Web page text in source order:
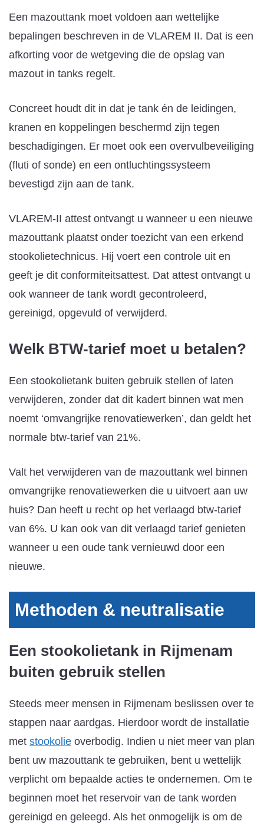
Een mazouttank moet voldoen aan wettelijke
bepalingen beschreven in de VLAREM II. Dat is een
afkorting voor de wetgeving die de opslag van
mazout in tanks regelt.
Concreet houdt dit in dat je tank én de leidingen,
kranen en koppelingen beschermd zijn tegen
beschadigingen. Er moet ook een overvulbeveiliging
(fluti of sonde) en een ontluchtingssysteem
bevestigd zijn aan de tank.
VLAREM-II attest ontvangt u wanneer u een nieuwe
mazouttank plaatst onder toezicht van een erkend
stookolietechnicus. Hij voert een controle uit en
geeft je dit conformiteitsattest. Dat attest ontvangt u
ook wanneer de tank wordt gecontroleerd,
gereinigd, opgevuld of verwijderd.
Welk BTW-tarief moet u betalen?
Een stookolietank buiten gebruik stellen of laten
verwijderen, zonder dat dit kadert binnen wat men
noemt ‘omvangrijke renovatiewerken’, dan geldt het
normale btw-tarief van 21%.
Valt het verwijderen van de mazouttank wel binnen
omvangrijke renovatiewerken die u uitvoert aan uw
huis? Dan heeft u recht op het verlaagd btw-tarief
van 6%. U kan ook van dit verlaagd tarief genieten
wanneer u een oude tank vernieuwd door een
nieuwe.
Methoden & neutralisatie
Een stookolietank in Rijmenam
buiten gebruik stellen
Steeds meer mensen in Rijmenam beslissen over te
stappen naar aardgas. Hierdoor wordt de installatie
met stookolie overbodig. Indien u niet meer van plan
bent uw mazouttank te gebruiken, bent u wettelijk
verplicht om bepaalde acties te ondernemen. Om te
beginnen moet het reservoir van de tank worden
gereinigd en geleegd. Als het onmogelijk is om de